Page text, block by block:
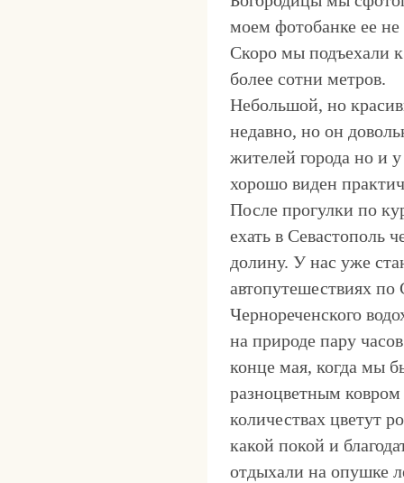
моем фотобанке ее
Скоро мы подъехали
более сотни метров.
Небольшой, но
недавно, но он
жителей города но и
хорошо виден
После прогулки по
ехать в Севастополь
долину. У нас уже
автопутешествиях по
Чернореченского
на природе пару
конце мая, когда мы
разноцветным
количествах цветут
какой покой и
отдыхали на опушке